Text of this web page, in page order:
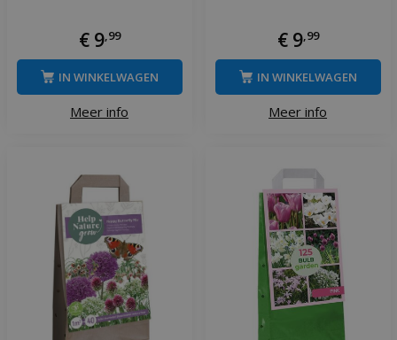
€ 9,99
Meer info
IN WINKELWAGEN
€ 9,99
Meer info
IN WINKELWAGEN